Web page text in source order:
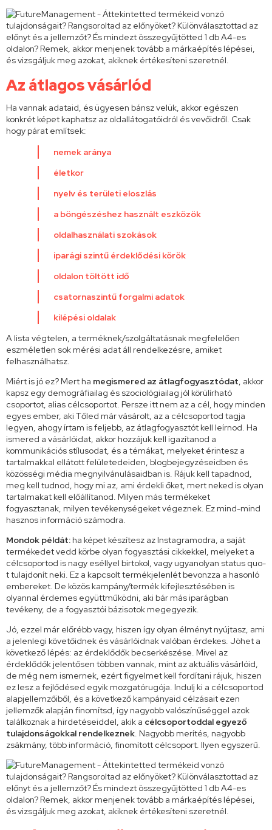
Az átlagos vásárlód
Ha vannak adataid, és ügyesen bánsz velük, akkor egészen
konkrét képet kaphatsz az oldallátogatóidról és vevőidről. Csak
hogy párat említsek:
nemek aránya
életkor
nyelv és területi eloszlás
a böngészéshez használt eszközök
oldalhasználati szokások
iparági szintű érdeklődési körök
oldalon töltött idő
csatornaszintű forgalmi adatok
kilépési oldalak
A lista végtelen, a terméknek/szolgáltatásnak megfelelően
eszméletlen sok mérési adat áll rendelkezésre, amiket
felhasználhatsz.
Miért is jó ez? Mert ha megismered az átlagfogyasztódat, akkor
kapsz egy demográfiailag és szociológiailag jól körülírható
csoportot, alias célcsoportot. Persze itt nem az a cél, hogy minden
egyes ember, aki Tőled már vásárolt, az a célcsoportod tagja
legyen, ahogy írtam is feljebb, az átlagfogyasztót kell leírnod. Ha
ismered a vásárlóidat, akkor hozzájuk kell igazítanod a
kommunikációs stílusodat, és a témákat, melyeket érintesz a
tartalmakkal ellátott felületedeiden, blogbejegyzéseidben és
közösségi média megnyilvánulásaidban is. Rájuk kell tapadnod,
meg kell tudnod, hogy mi az, ami érdekli őket, mert neked is olyan
tartalmakat kell előállítanod. Milyen más termékeket
fogyasztanak, milyen tevékenységeket végeznek. Ez mind-mind
hasznos információ számodra.
Mondok példát: ha képet készítesz az Instagramodra, a saját
termékedet vedd körbe olyan fogyasztási cikkekkel, melyeket a
célcsoportod is nagy eséllyel birtokol, vagy ugyanolyan status quo-
t tulajdonít neki. Ez a kapcsolt termékjelenlét bevonzza a hasonló
embereket. De közös kampány/termék kifejlesztésében is
olyannal érdemes együttműködni, aki bár más iparágban
tevékeny, de a fogyasztói bázisotok megegyezik.
Jó, ezzel már előrébb vagy, hiszen így olyan élményt nyújtasz, ami
a jelenlegi követőidnek és vásárlóidnak valóban érdekes. Jöhet a
következő lépés: az érdeklődők becserkészése. Mivel az
érdeklődők jelentősen többen vannak, mint az aktuális vásárlóid,
de még nem ismernek, ezért figyelmet kell fordítani rájuk, hiszen
ez lesz a fejlődésed egyik mozgatórugója. Indulj ki a célcsoportod
alapjellemzőiből, és a következő kampányaid célzásait ezen
jellemzők alapján finomítsd, így nagyobb valószínűséggel azok
találkoznak a hirdetéseiddel, akik a célcsoportoddal egyező
tulajdonságokkal rendelkeznek. Nagyobb merítés, nagyobb
zsákmány, több információ, finomított célcsoport. Ilyen egyszerű.